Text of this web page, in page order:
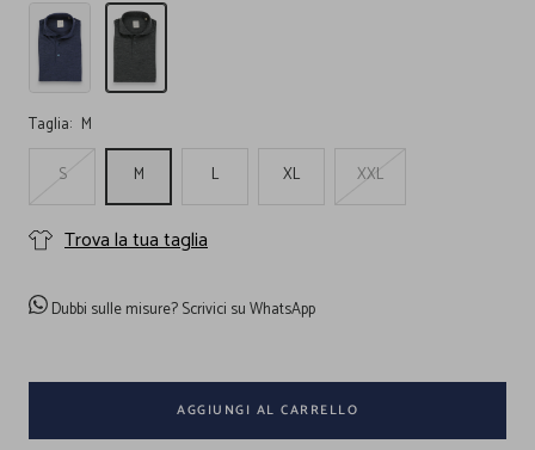
Polo
Maniche
Lunghe
Jersey
di
Bluette
Polo
Maniche
Jersey
Lana
Grigio
Scuro
Taglia: M
S
M L XL XXL
Trova la tua taglia
Dubbi sulle misure?Scrivici su WhatsApp
AGGIUNGI AL CARRELLO